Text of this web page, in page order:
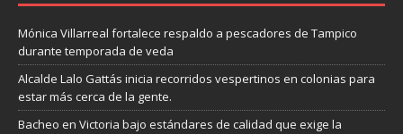
Mónica Villarreal fortalece respaldo a pescadores de Tampico
durante temporada de veda
Alcalde Lalo Gattás inicia recorridos vespertinos en colonias para
estar más cerca de la gente.
Bacheo en Victoria bajo estándares de calidad que exige la